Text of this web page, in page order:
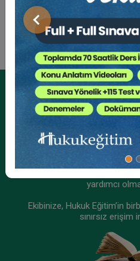
Önceki
Kurumsal
Kurumsal
yardımcı
Ekibinize, Hukuk Eğitim’in
sınırsız erişim